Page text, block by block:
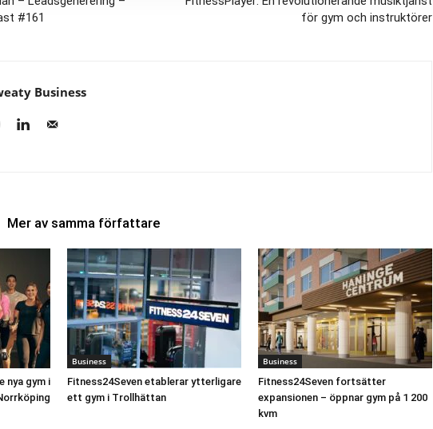
#161
för gym och instruktörer
Business
Mer av samma författare
nya gym i
Business
Fitness24Seven etablerar ytterligare
ett gym i Trollhättan
Business
Fitness24Seven fortsätter
expansionen – öppnar gym på 1 200
kvm